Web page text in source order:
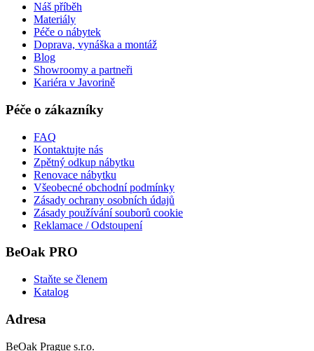
Náš příběh
Materiály
Péče o nábytek
Doprava, vynáška a montáž
Blog
Showroomy a partneři
Kariéra v Javorině
Péče o zákazníky
FAQ
Kontaktujte nás
Zpětný odkup nábytku
Renovace nábytku
Všeobecné obchodní podmínky
Zásady ochrany osobních údajů
Zásady používání souborů cookie
Reklamace / Odstoupení
BeOak PRO
Staňte se členem
Katalog
Adresa
BeOak Prague s.r.o.